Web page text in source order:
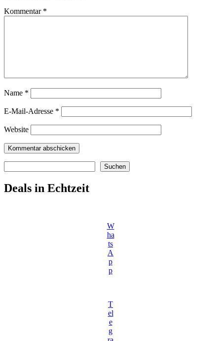
Kommentar *
Name *
E-Mail-Adresse *
Website
Suchen
Deals in Echtzeit
W
ha
ts
A
p
p
T
el
e
g